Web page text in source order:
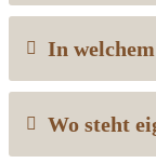
In
Wo steht